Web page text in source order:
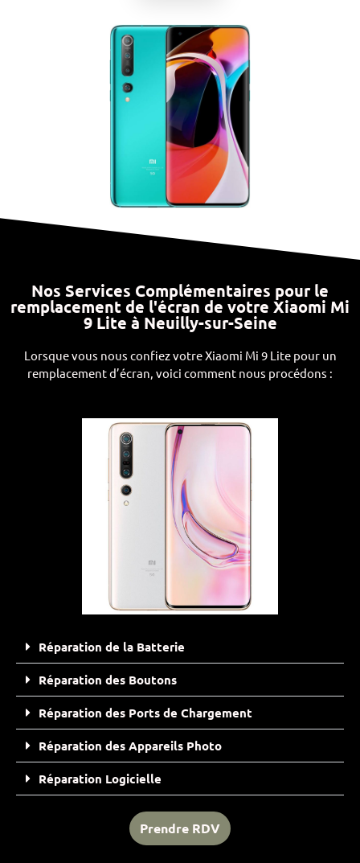
Nos Services Complémentaires pour le
remplacement de l'écran de votre Xiaomi Mi
9 Lite à Neuilly-sur-Seine
Lorsque vous nous confiez votre Xiaomi Mi 9 Lite pour un
remplacement d’écran, voici comment nous procédons :
Réparation de la Batterie
Réparation des Boutons
Réparation des Ports de Chargement
Réparation des Appareils Photo
Réparation Logicielle
Prendre RDV